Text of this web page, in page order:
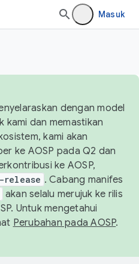
Masuk
dengan model
kami dan memastikan
kami akan
ke AOSP pada Q2 dan
ke AOSP,
. Cabang manifes
akan selalu merujuk ke rilis
Untuk mengetahui
Perubahan pada AOSP.